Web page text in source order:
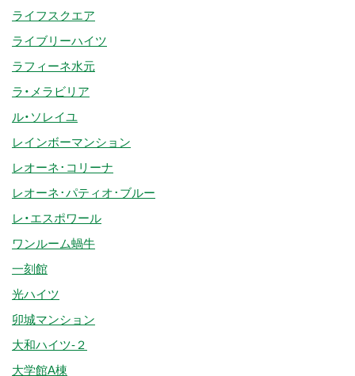
ライフスクエア
ライブリーハイツ
ラフィーネ水元
ラ・メラビリア
ル・ソレイユ
レインボーマンション
レオーネ･コリーナ
レオーネ･パティオ･ブルー
レ・エスポワール
ワンルーム蝸牛
一刻館
光ハイツ
卯城マンション
大和ハイツ-２
大学館A棟